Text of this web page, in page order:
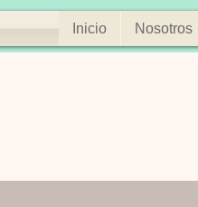
Inicio Nosotros